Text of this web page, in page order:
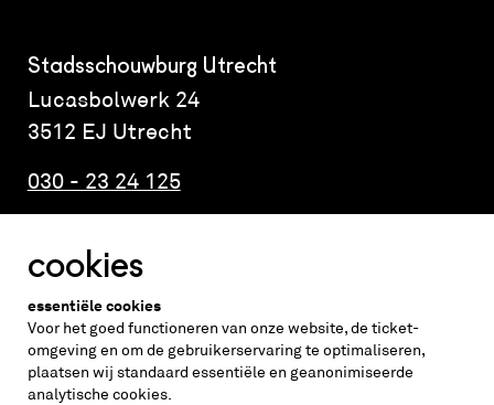
Stadsschouwburg Utrecht
Lucasbolwerk 24
3512 EJ Utrecht
030 - 23 24 125
Altijd weten wat er speelt?
vraag de nieuwsbrief aan
inschrijven
cookies
essentiële cookies
Voor het goed functioneren van onze website, de ticket-
omgeving en om de gebruikerservaring te optimaliseren,
plaatsen wij standaard essentiële en geanonimiseerde
analytische cookies.